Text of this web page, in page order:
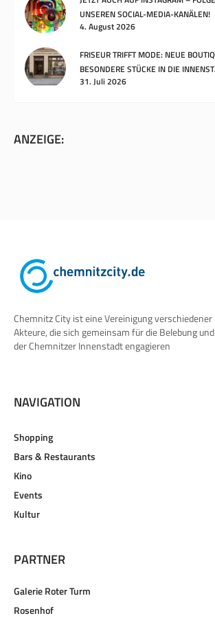
UNSEREN SOCIAL-MEDIA-KANÄLEN!
4. August 2026
FRISEUR TRIFFT MODE: NEUE
BESONDERE STÜCKE IN DIE
31. Juli 2026
ANZEIGE:
Chemnitz City ist eine Vereinigung
Akteure, die sich gemeinsam für die Belebung
der Chemnitzer Innenstadt engagieren
NAVIGATION
Shopping
Bars & Restaurants
Kino
Events
Kultur
PARTNER
Galerie Roter Turm
Rosenhof